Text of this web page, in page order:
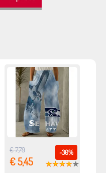
-30%
€ 7,79
€ 5,45